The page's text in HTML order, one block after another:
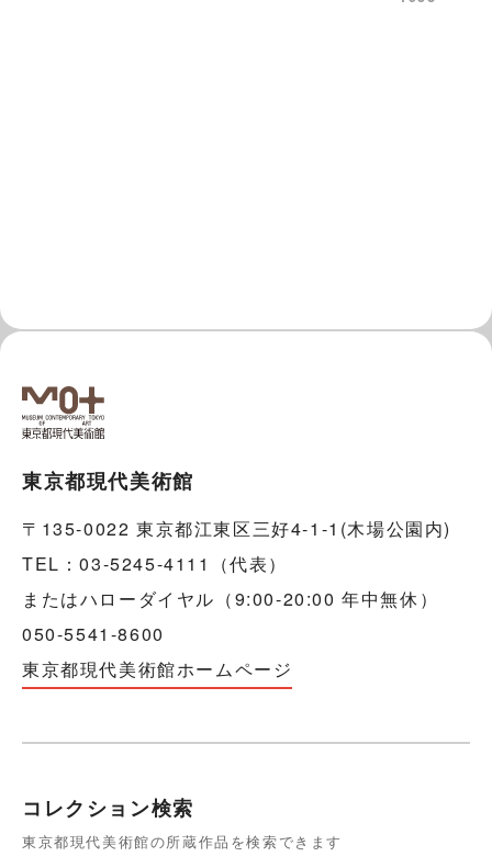
東京都現代美術館
〒135-0022 東京都江東区三好4-1-1(木場公園内)
TEL：03-5245-4111（代表）
またはハローダイヤル（9:00-20:00 年中無休）
050-5541-8600
東京都現代美術館ホームページ
コレクション検索
東京都現代美術館の所蔵作品を検索できます